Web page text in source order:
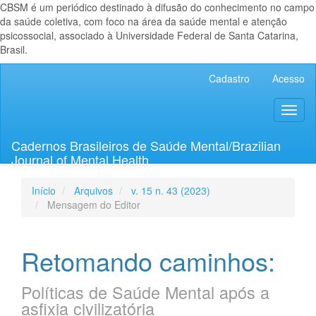
CBSM é um periódico destinado à difusão do conhecimento no campo
da saúde coletiva, com foco na área da saúde mental e atenção
psicossocial, associado à Universidade Federal de Santa Catarina,
Brasil.
Lateral
Cadastro Acesso
Cadernos Brasileiros de Saúde Mental/Brazilian
Journal of Mental Health
Início Arquivos
v. 15 n. 43 (2023)
Mensagem do Editor
Retomando caminhos:
Políticas de Saúde Mental após a
asfixia civilizatória